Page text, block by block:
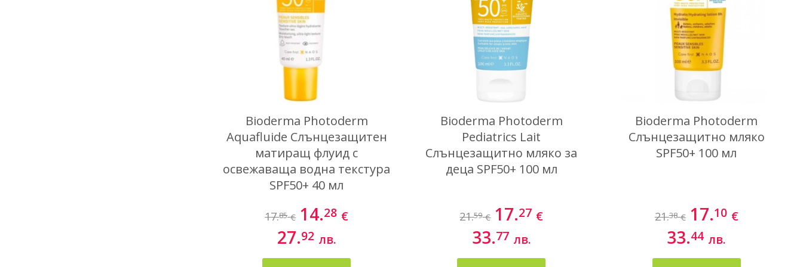
Bioderma Photoderm
Aquafluide Слънцезащитен
матиращ флуид с
освежаваща водна текстура
SPF50+ 40 мл
17.85 € 14.28 €
27.92 лв.
Bioderma Photoderm
Pediatrics Lait
Слънцезащитно мляко за
деца SPF50+ 100 мл
21.59 €17.27 €
33.77 лв.
Bioderma Photoderm
Слънцезащитно мляко
SPF50+ 100 мл
21.38 €17.10 €
33.44 лв.